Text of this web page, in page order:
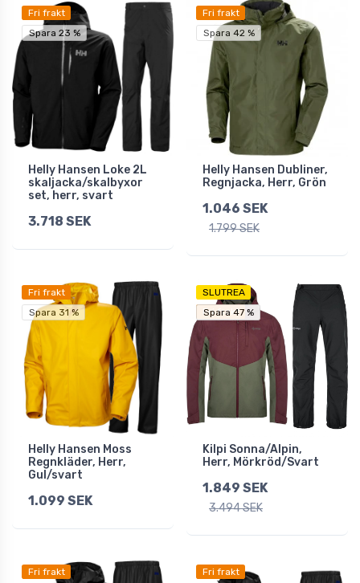
Fri frakt
Spara 23 %
Helly Hansen Loke 2L
skaljacka/skalbyxor
set, herr, svart
3.718 SEK
Fri frakt
Spara 42 %
Helly Hansen Dubliner,
Regnjacka, Herr, Grön
1.046 SEK
1.799 SEK
Fri frakt
Spara 31 %
Helly Hansen Moss
Regnkläder, Herr,
Gul/svart
1.099 SEK
SLUTREA
Fri frakt
Spara 47 %
Spara 47 %
Kilpi Sonna/Alpin,
Herr, Mörkröd/Svart
1.849 SEK
3.494 SEK
Fri frakt Fri frakt